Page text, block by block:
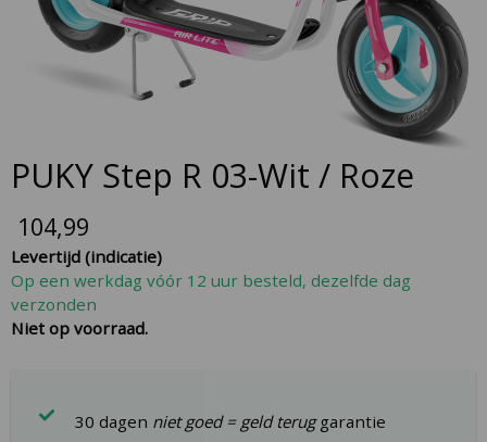
PUKY Step R 03-Wit / Roze
104,99
Levertijd (indicatie)
Op een werkdag vóór 12 uur besteld, dezelfde dag
verzonden
Niet op voorraad.
30 dagen niet goed = geld teruggarantie
Skip
to
beginning
of
the
images
gallery